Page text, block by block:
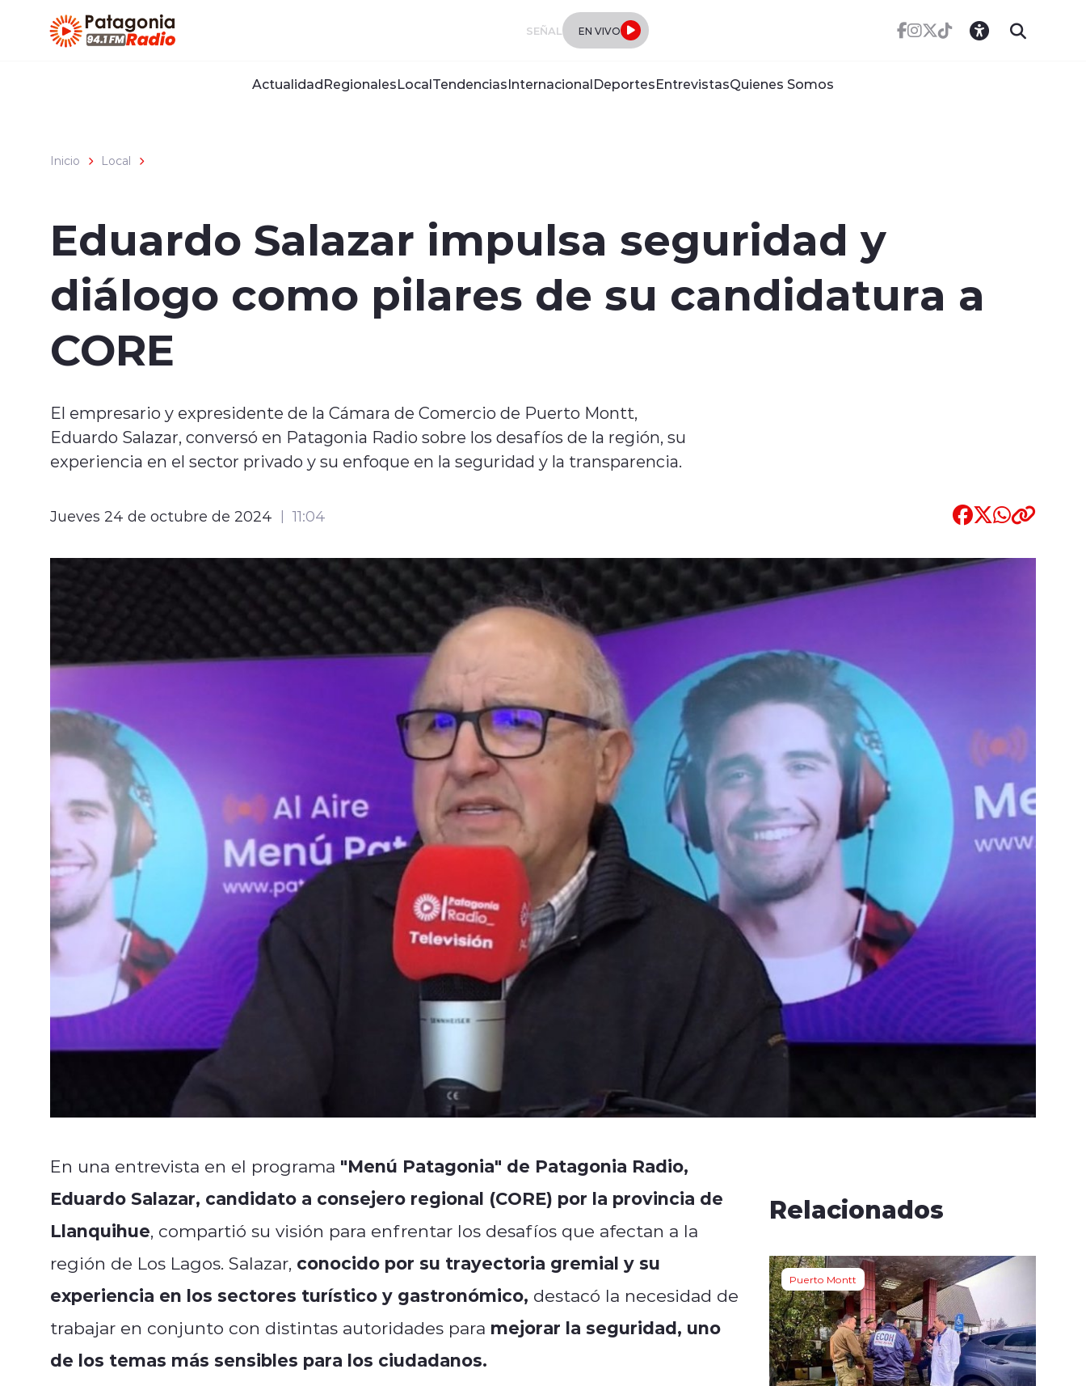
SEÑAL EN VIVO
ActualidadRegionalesLocalTendenciasInternacionalDeportesEntrevistasQuienes Somos
Inicio Local
Eduardo Salazar impulsa seguridad y
diálogo como pilares de su candidatura a
CORE
El empresario y expresidente de la Cámara de Comercio de Puerto Montt,
Eduardo Salazar, conversó en Patagonia Radio sobre los desafíos de la región, su
experiencia en el sector privado y su enfoque en la seguridad y la transparencia.
Jueves 24 de octubre de 2024 11:04
En una entrevista en el programa "Menú Patagonia" de Patagonia Radio,
Eduardo Salazar, candidato a consejero regional (CORE) por la provincia de
Llanquihue, compartió su visión para enfrentar los desafíos que afectan a la
región de Los Lagos. Salazar, conocido por su trayectoria gremial y su
experiencia en los sectores turístico y gastronómico, destacó la necesidad de
trabajar en conjunto con distintas autoridades para mejorar la seguridad, uno
de los temas más sensibles para los ciudadanos.
Relacionados
Puerto Montt